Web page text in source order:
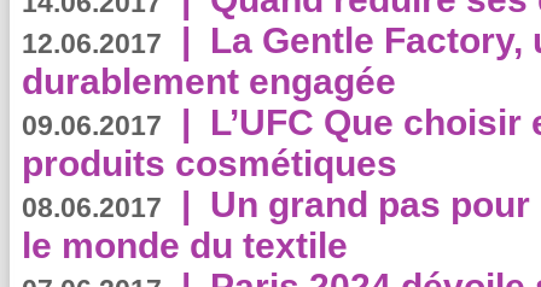
12.06.2017 | La Gentle
durablement engagée
09.06.2017 | L’UFC Que
produits cosmétiques
08.06.2017 | Un grand pas
le monde du textile